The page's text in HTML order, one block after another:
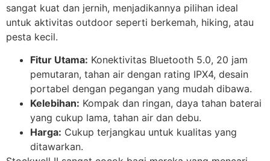
sangat kuat dan jernih, menjadikannya pilihan ideal
untuk aktivitas outdoor seperti berkemah, hiking, atau
pesta kecil.
Fitur Utama: Konektivitas Bluetooth 5.0, 20 jam
pemutaran, tahan air dengan rating IPX4, desain
portabel dengan pegangan yang mudah dibawa.
Kelebihan: Kompak dan ringan, daya tahan baterai
yang cukup lama, tahan air dan debu.
Harga: Cukup terjangkau untuk kualitas yang
ditawarkan.